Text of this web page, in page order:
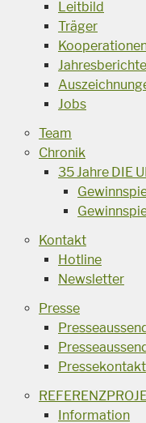
Leitbild
Träger
Jahresberichte
Jobs
Team
Chronik
35 Jahre DIE
Kontakt
Hotline
Newsletter
Presse
Pressekontakt
Information